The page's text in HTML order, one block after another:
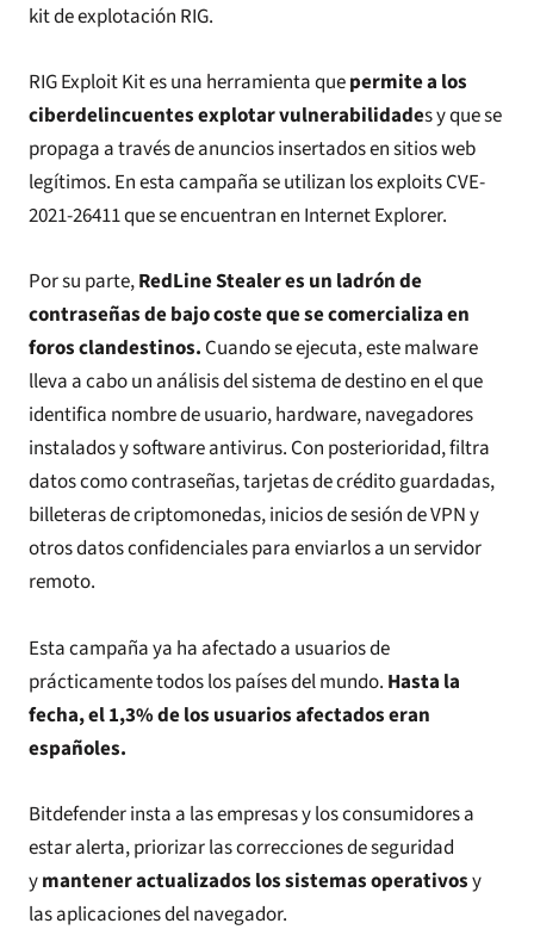
kit de explotación RIG.
RIG Exploit Kit es una herramienta quepermite a los
ciberdelincuentes explotar vulnerabilidades y que se
propaga a través de anuncios insertados en sitios web
legítimos. En esta campaña se utilizan los exploits CVE-
2021-26411 que se encuentran en Internet Explorer.
Por su parte,RedLine Stealer es un ladrón de
contraseñas de bajo coste que se comercializa en
foros clandestinos. Cuando se ejecuta, este malware
lleva a cabo un análisis del sistema de destino en el que
identifica nombre de usuario, hardware, navegadores
instalados y software antivirus. Con posterioridad, filtra
datos como contraseñas, tarjetas de crédito guardadas,
billeteras de criptomonedas, inicios de sesión de VPN y
otros datos confidenciales para enviarlos a un servidor
remoto.
Esta campaña ya ha afectado a usuarios de
prácticamente todos los países del mundo. Hasta la
fecha, el 1,3% de los usuarios afectados eran
españoles.
Bitdefender insta a las empresas y los consumidores a
estar alerta, priorizar las correcciones de seguridad
ymantener actualizados los sistemas operativosy
las aplicaciones del navegador.